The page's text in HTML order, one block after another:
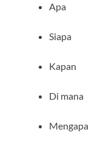
Apa
Siapa
Kapan
Di mana
Mengapa